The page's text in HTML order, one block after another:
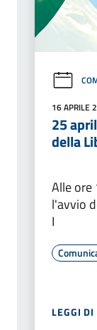
16 APRILE
25
della
Alle ore
l'avvio
I
LEGGI